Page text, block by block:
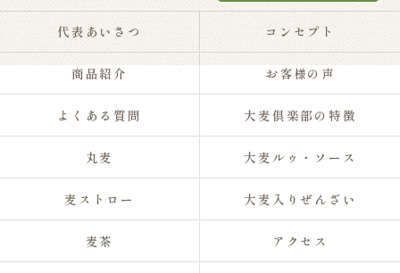
代表あいさつ コンセプト
商品紹介 お客様の声
よくある質問 大麦倶楽部の特徴
丸麦 大麦ルゥ・ソース
麦ストロー 大麦入りぜんざい
麦茶 アクセス